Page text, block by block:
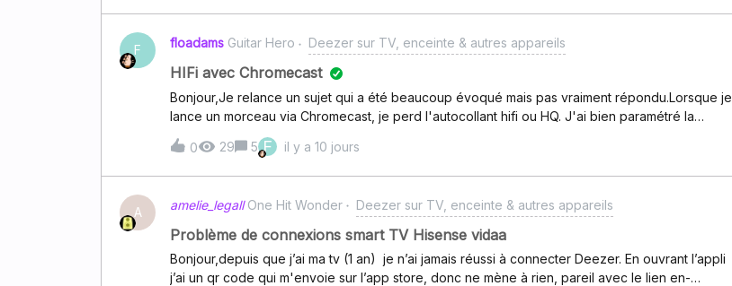
affichée 😅😅
F floadams Guitar Hero Deezer sur TV, enceinte & autres appareils
HIFi avec Chromecast
Bonjour,Je relance un sujet qui a été beaucoup évoqué mais pas vraiment répondu.Lorsque je
lance un morceau via Chromecast, je perd l'autocollant hifi ou HQ. J'ai bien paramétré la
qualité audio sur haute fidélité dans l'onglet des réglages.Dans les pages d'aide, il est indiqué
qu'en passant par Chromecast ou un appareil avec Chromecast intégré, on garge le hifi mais
d'un autre côté sur la page des appareils, il n'y en a que quelques uns qui sont indiqués hi-fi.
enceinte JBL par exemple, il n'y a pas de hi-fi ?Merci d'avance pour ces précisions.
0 29 5 F il y a 10 jours
A amelie_legall One Hit Wonder Deezer sur TV, enceinte & autres appareils
Problème de connexions smart TV Hisense vidaa
Bonjour,depuis que j’ai ma tv (1 an) je n’ai jamais réussi à connecter Deezer. En ouvrant l’appli
j’ai un qr code qui m'envoie sur l’app store, donc ne mène à rien, pareil avec le lien en-